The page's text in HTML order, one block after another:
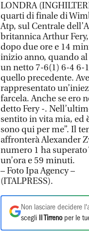
LONDRA
quarti di finale di
Atp, sul Centrale
britannica Arthur
dopo due ore e 14
inizio anno, quando
un netto 7-6(1) 6-4 6-
quello precedente.
rappresentato
farcela. Anche se ero
detto Fery -.
sentito in vita mia, ed
sono qui per me”. Il
affronterà Alexander
numero 1 ha
un’ora e 59 minuti.
– Foto Ipa Agency –
(ITALPRESS).
Non lasciare decidere
scegli
Il Tirrenoper le